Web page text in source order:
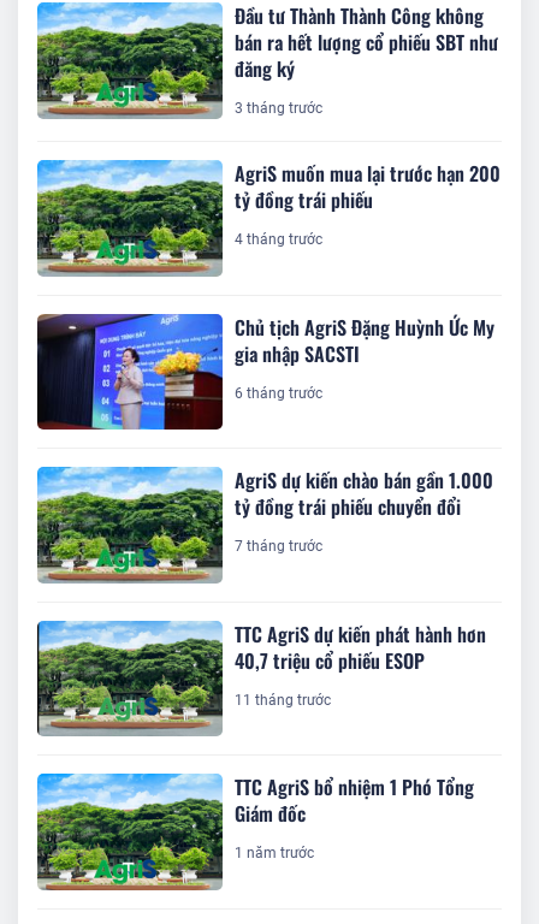
Đầu tư Thành Thành Công không
bán ra hết lượng cổ phiếu SBT như
đăng ký
3 tháng trước
AgriS muốn mua lại trước hạn 200
tỷ đồng trái phiếu
4 tháng trước
Chủ tịch AgriS Đặng Huỳnh Ức My
gia nhập SACSTI
6 tháng trước
AgriS dự kiến chào bán gần 1.000
tỷ đồng trái phiếu chuyển đổi
7 tháng trước
TTC AgriS dự kiến phát hành hơn
40,7 triệu cổ phiếu ESOP
11 tháng trước
TTC AgriS bổ nhiệm 1 Phó Tổng
Giám đốc
1 năm trước